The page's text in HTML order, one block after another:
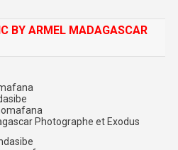
BY ARMEL MADAGASCAR